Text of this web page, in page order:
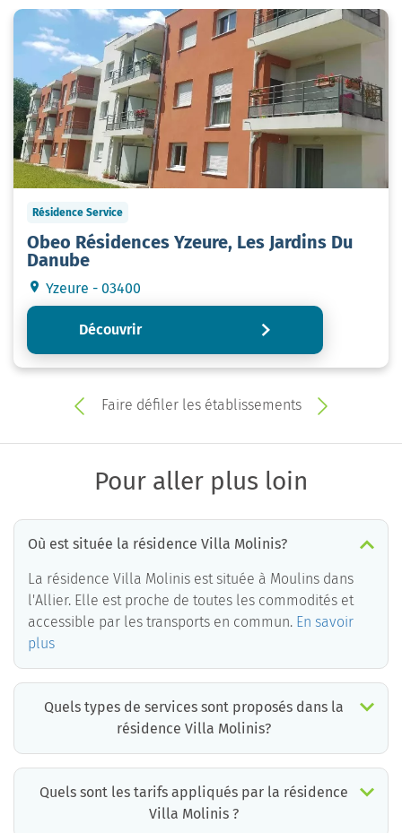
Résidence Service
Obeo Résidences Yzeure, Les Jardins Du
Danube
Yzeure - 03400
Découvrir
Faire défiler les établissements
Pour aller plus loin
Où est située la résidence Villa Molinis?
La résidence Villa Molinis est située à Moulins dans
l'Allier. Elle est proche de toutes les commodités et
accessible par les transports en commun. En savoir
plus
Quels types de services sont proposés dans la
résidence Villa Molinis?
Quels sont les tarifs appliqués par la résidence
Villa Molinis ?